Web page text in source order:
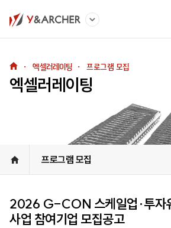
・ 엑셀러레이팅 ・ 프로그램 모집
엑셀러레이팅
프로그램 모집
2026 G-CON 스케일업·투자
사업 참여기업 모집공고